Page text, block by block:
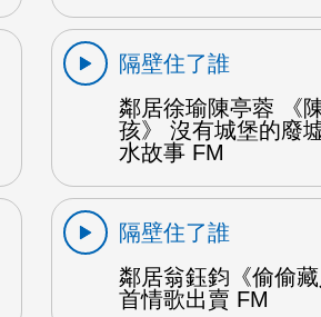
隔壁住了誰
鄰居徐瑜陳亭蓉 《
孩》 沒有城堡的廢
水故事 FM
隔壁住了誰
鄰居翁鈺鈞《偷偷
首情歌出賣 FM